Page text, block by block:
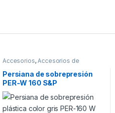
Accesorios, Accesorios de
Persiana de sobrepresión
PER-W 160 S&P